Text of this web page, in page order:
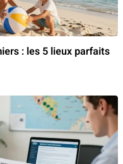
: les 5 lieux parfaits